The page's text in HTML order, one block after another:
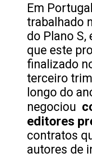
Em
trabalhado
do Plano S,
que este
finalizado
terceiro
longo do
negociou
editores
contratos
autores de